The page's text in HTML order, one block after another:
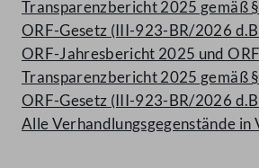
Transparenzbericht 2025 gemäß
ORF-Gesetz (III-923-BR/2026
ORF-Jahresbericht 2025 und
Transparenzbericht 2025 gemäß
ORF-Gesetz (III-923-BR/2026
Alle Verhandlungsgegenstände in